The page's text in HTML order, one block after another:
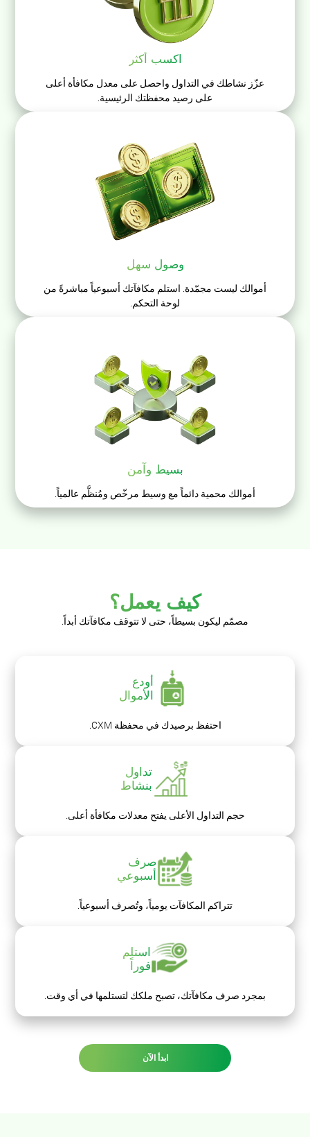
اكسب أكثر
عزّز نشاطك في التداول واحصل على معدل مكافأة أعلى
على رصيد محفظتك الرئيسية.
وصول سهل
أموالك ليست مجمّدة. استلم مكافآتك أسبوعياً مباشرةً من
لوحة التحكم.
بسيط وآمن
أموالك محمية دائماً مع وسيط مرخّص ومُنظَّم عالمياً.
كيف يعمل؟
مصمّم ليكون بسيطاً، حتى لا تتوقف مكافآتك أبداً.
أودع
الأموال
احتفظ برصيدك في محفظة CXM.
تداول
بنشاط
حجم التداول الأعلى يفتح معدلات مكافأة أعلى.
صرف
أسبوعي
تتراكم المكافآت يومياً، وتُصرف أسبوعياً.
استلم
فوراً
بمجرد صرف مكافآتك، تصبح ملكك لتستلمها في أي وقت.
ابدأ الآن